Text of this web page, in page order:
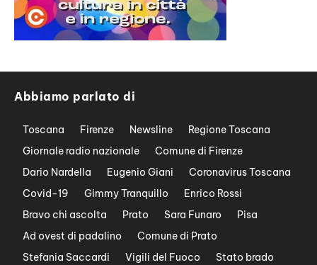
Abbiamo parlato di
Toscana Firenze Newsline
Regione Toscana
Giornale radio nazionale
Comune di Firenze
Dario Nardella
Eugenio Giani
Coronavirus Toscana
Covid-19
Gimmy Tranquillo
Enrico Rossi
Bravo chi ascolta
Prato Sara Funaro
Pisa
Ad ovest di padalino
Comune di Prato
Stefania Saccardi
Vigili del Fuoco
Stato brado